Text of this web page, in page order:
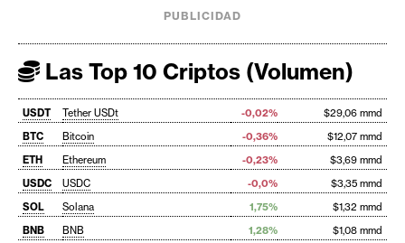
PUBLICIDAD
Las Top 10 Criptos (Volumen)
USDT Tether USDt -0,02%
$29,06 mmd
BTC
Bitcoin -0,36%
$12,07 mmd
ETH
Ethereum -0,23%
$3,69 mmd
USDC
USDC -0,0%
$3,35 mmd
SOL
Solana 1,75%
$1,32 mmd
BNB
BNB 1,28% $1,08 mmd